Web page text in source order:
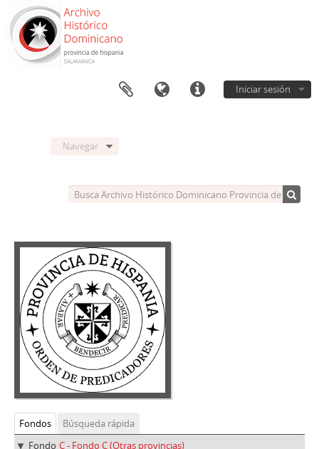
Iniciar sesión
Navegar
Fondos
Búsqueda rápida
Fondo C - Fondo C (Otras provincias)